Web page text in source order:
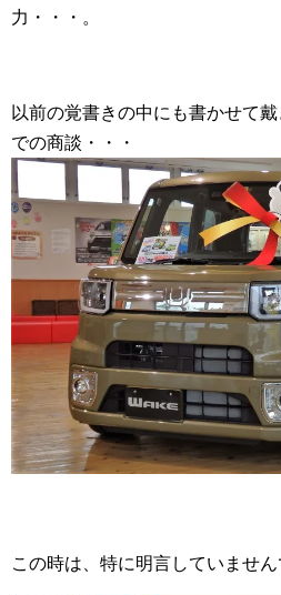
力・・・。
以前の覚書きの中にも書かせて
での商談・・・
この時は、特に明言していません